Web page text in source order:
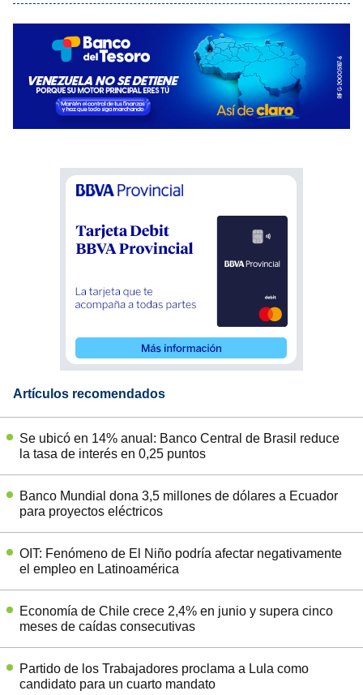
Artículos recomendados
Se ubicó en 14% anual: Banco Central de Brasil reduce
la tasa de interés en 0,25 puntos
Banco Mundial dona 3,5 millones de dólares a Ecuador
para proyectos eléctricos
OIT: Fenómeno de El Niño podría afectar negativamente
el empleo en Latinoamérica
Economía de Chile crece 2,4% en junio y supera cinco
meses de caídas consecutivas
Partido de los Trabajadores proclama a Lula como
candidato para un cuarto mandato